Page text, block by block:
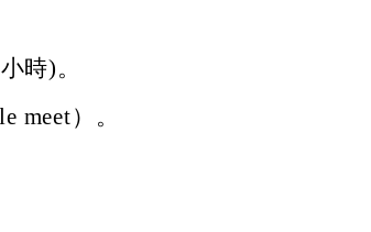
時)。
meet）。